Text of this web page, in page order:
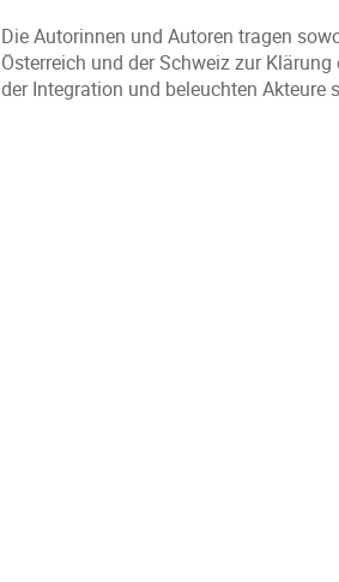
Die Autorinnen und Autoren tragen
Österreich und der Schweiz zur
der Integration und beleuchten